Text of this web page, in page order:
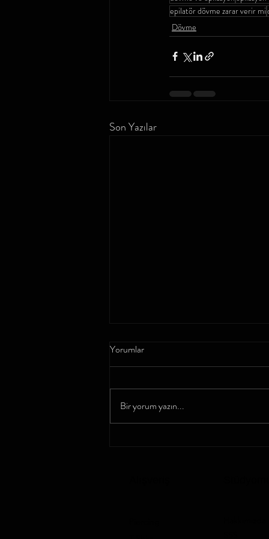
epilatör dövme zarar verir mi
Dövme
Son Yazılar
Yorumlar
Bir yorum yazın...